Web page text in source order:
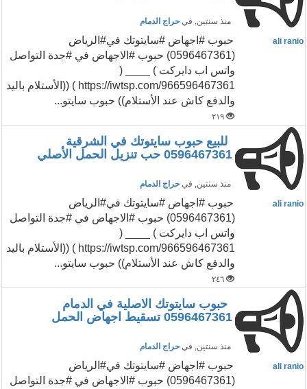
منذ سنتين, في حراج الدمام
ali ranio
حبوب #اجهاض #سايتوتك في#الرياض
(0596467361) حبوب #الاجهاض في #جدة التواصل
واتس اب دايركت ) ____ (
https://iwtsp.com/966596467361 ) ((الأستلام باليد
والدفع كاش عند الأستلام)) حبوب سايتو...
٢١٩
للبيع حبوب سايتوتك في الشرقية
0596467361 حب تنزيل الحمل الأصلي
منذ سنتين, في حراج الدمام
ali ranio
حبوب #اجهاض #سايتوتك في#الرياض
(0596467361) حبوب #الاجهاض في #جدة التواصل
واتس اب دايركت ) ____ (
https://iwtsp.com/966596467361 ) ((الأستلام باليد
والدفع كاش عند الأستلام)) حبوب سايتو...
٢٤٦
حبوب سايتوتك الاصلية في الدمام
0596467361 تسقيط اجهاض الحمل
منذ سنتين, في حراج الدمام
ali ranio
حبوب #اجهاض #سايتوتك في#الرياض
(0596467361) حبوب #الاجهاض في #جدة التواصل